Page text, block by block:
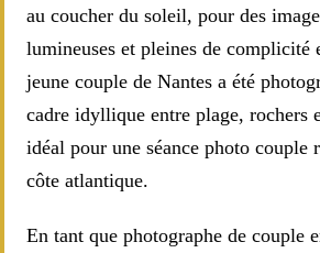
au coucher du soleil, pour des
lumineuses et pleines de complicité
jeune couple de Nantes a été
cadre idyllique entre plage, rochers
idéal pour une séance photo couple
côte atlantique.
En tant que photographe de couple